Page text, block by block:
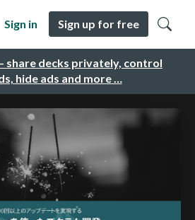
share decks privately, control
hide ads and more …
Sign in Sign up for free